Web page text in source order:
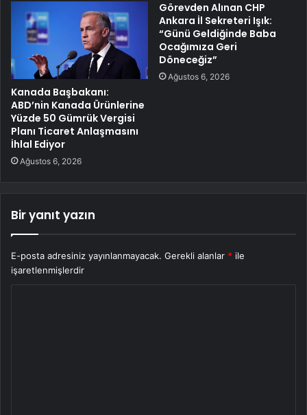
Kanada Başbakanı:
ABD’nin Kanada Ürünlerine
Yüzde 50 Gümrük Vergisi
Planı Ticaret Anlaşmasını
İhlal Ediyor
Ağustos 6, 2026
Görevden Alınan CHP
Ankara İl Sekreteri Işık:
“Günü Geldiğinde Baba
Ocağımıza Geri
Döneceğiz”
Ağustos 6, 2026
Bir yanıt yazın
E-posta adresiniz yayınlanmayacak. Gerekli alanlar * ile
işaretlenmişlerdir